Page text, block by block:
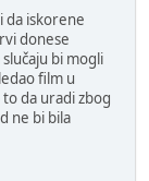
da iskorene
donese
bi mogli
film u
da uradi zbog
ne bi bila